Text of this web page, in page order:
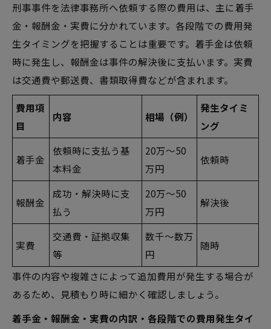
刑事事件を法律事務所へ依頼する際の費用は、主に着手
金・報酬金・実費に分かれています。各段階での費用発
生タイミングを把握することは重要です。着手金は依頼
時に発生し、報酬金は事件の解決後に支払います。実費
は交通費や郵送費、書類取得費などが含まれます。
費用項
目
内容 相場（例）
発生タイミ
ング
着手金
依頼時に支払う基
本料金
20万～50
万円
依頼時
報酬金
成功・解決時に支
払う
20万～50
万円
解決後
実費
交通費・証拠収集
等
数千～数万
円
随時
事件の内容や複雑さによって追加費用が発生する場合が
あるため、見積もり時に細かく確認しましょう。
着手金・報酬金・実費の内訳・各段階での費用発生タイ